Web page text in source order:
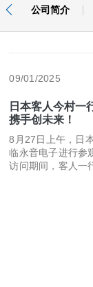
公司简介

09/01/2025
日本客人今村一
携手创未来！
8月27日上午，日
临永音电子进行参
访问期间，客人一